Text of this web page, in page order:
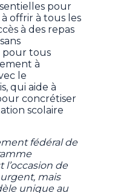
pour
offrir à tous les
à des repas
pour tous
à
le
qui aide à
concrétiser
scolaire
fédéral de
l’occasion de
mais
unique au